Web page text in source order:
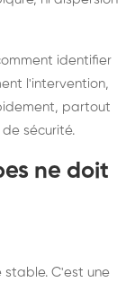
identifier
l'intervention,
partout
sécurité.
ne doit
stable. C'est une